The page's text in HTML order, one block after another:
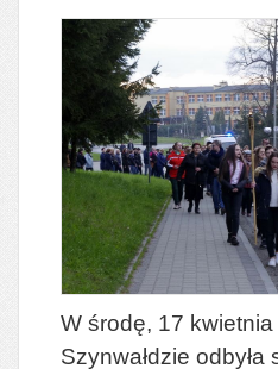
W środę, 17 kwietnia
Szynwałdzie odbyła